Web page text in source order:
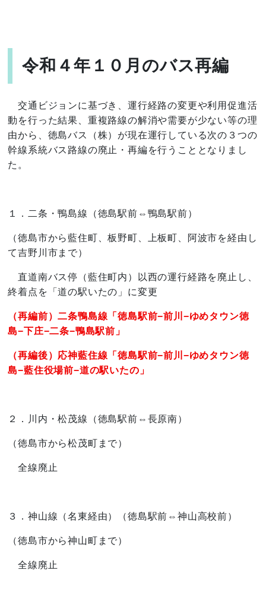
令和４年１０月のバス再編
交通ビジョンに基づき、運行経路の変更や利用促進活
動を行った結果、重複路線の解消や需要が少ない等の理
由から、徳島バス（株）が現在運行している次の３つの
幹線系統バス路線の廃止・再編を行うこととなりまし
た。
１．二条・鴨島線（徳島駅前⇔鴨島駅前）
（徳島市から藍住町、板野町、上板町、阿波市を経由し
て吉野川市まで）
直道南バス停（藍住町内）以西の運行経路を廃止し、
終着点を「道の駅いたの」に変更
（再編前）二条鴨島線「徳島駅前−前川−ゆめタウン徳
島−下庄−二条−鴨島駅前」
（再編後）応神藍住線「徳島駅前−前川−ゆめタウン徳
島−藍住役場前−道の駅いたの」
２．川内・松茂線（徳島駅前⇔長原南）
（徳島市から松茂町まで）
全線廃止
３．神山線（名東経由）（徳島駅前⇔神山高校前）
（徳島市から神山町まで）
全線廃止